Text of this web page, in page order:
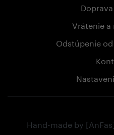
Vrátenie a
Odstúpenie
Hand-made by [AnFas]